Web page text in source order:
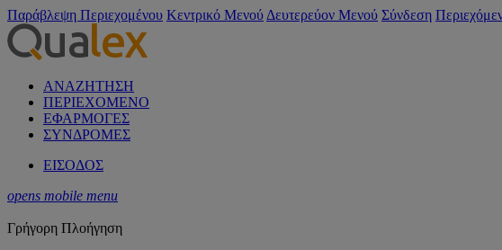
Παράβλεψη Περιεχομένου Κεντρικό Μενού Δευτερεύον Μενού Σύνδεση
ΑΝΑΖΗΤΗΣΗ
ΠΕΡΙΕΧΟΜΕΝΟ
ΕΦΑΡΜΟΓΕΣ
ΣΥΝΔΡΟΜΕΣ
ΕΙΣΟΔΟΣ
opens mobile menu
Γρήγορη Πλοήγηση